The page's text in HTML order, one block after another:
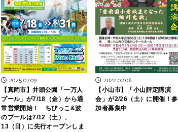
2025.07.09
【真岡市】井頭公園「一万人
プール」が7/18（金）から通
常営業開始！ ちびっこ&波
のプールは7/12（土）、
13（日）に先行オープンしま
2022.02.06
【小山市】「小山評定講演
会」が2/26（土）に開催！参
加者募集中